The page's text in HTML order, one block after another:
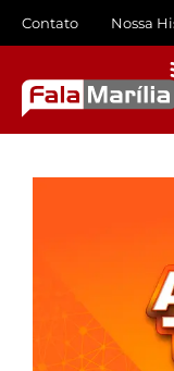
Contato Nossa